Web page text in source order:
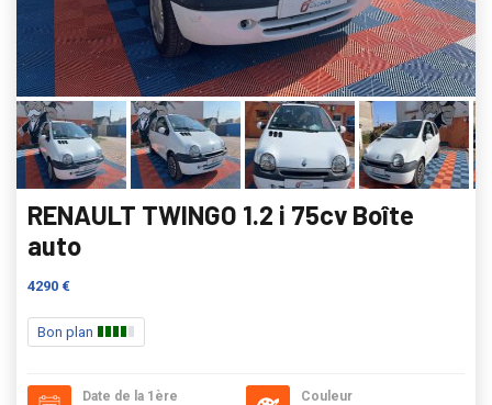
RENAULT TWINGO 1.2 i 75cv Boîte
auto
4290 €
Bon plan
Date de la 1ère
Couleur